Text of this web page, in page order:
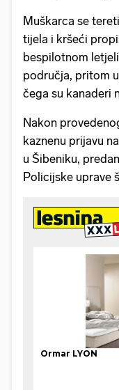
Muškarca se
tijela i kršeći
bespilotnom
područja, pritom
čega su kanaderi
Nakon
kaznenu prijavu
u Šibeniku,
Policijske uprave